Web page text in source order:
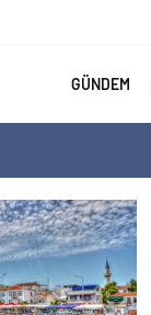
GÜNDEM
Sizlerle